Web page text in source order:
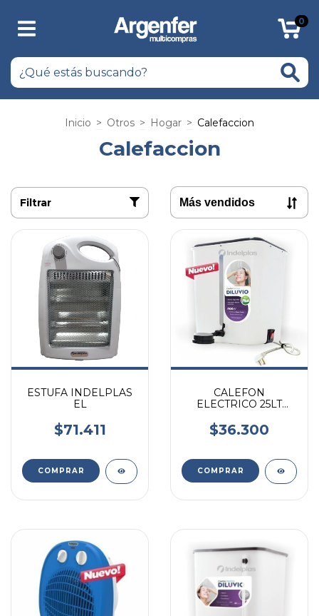
0
Inicio > Otros > Hogar > Calefaccion
Calefaccion
Filtrar
ESTUFA INDELPLAS
EL
$71.411
CALEFON
ELECTRICO 25LT
ACERO INOX
INDELPLAS
$36.300
COMPRAR